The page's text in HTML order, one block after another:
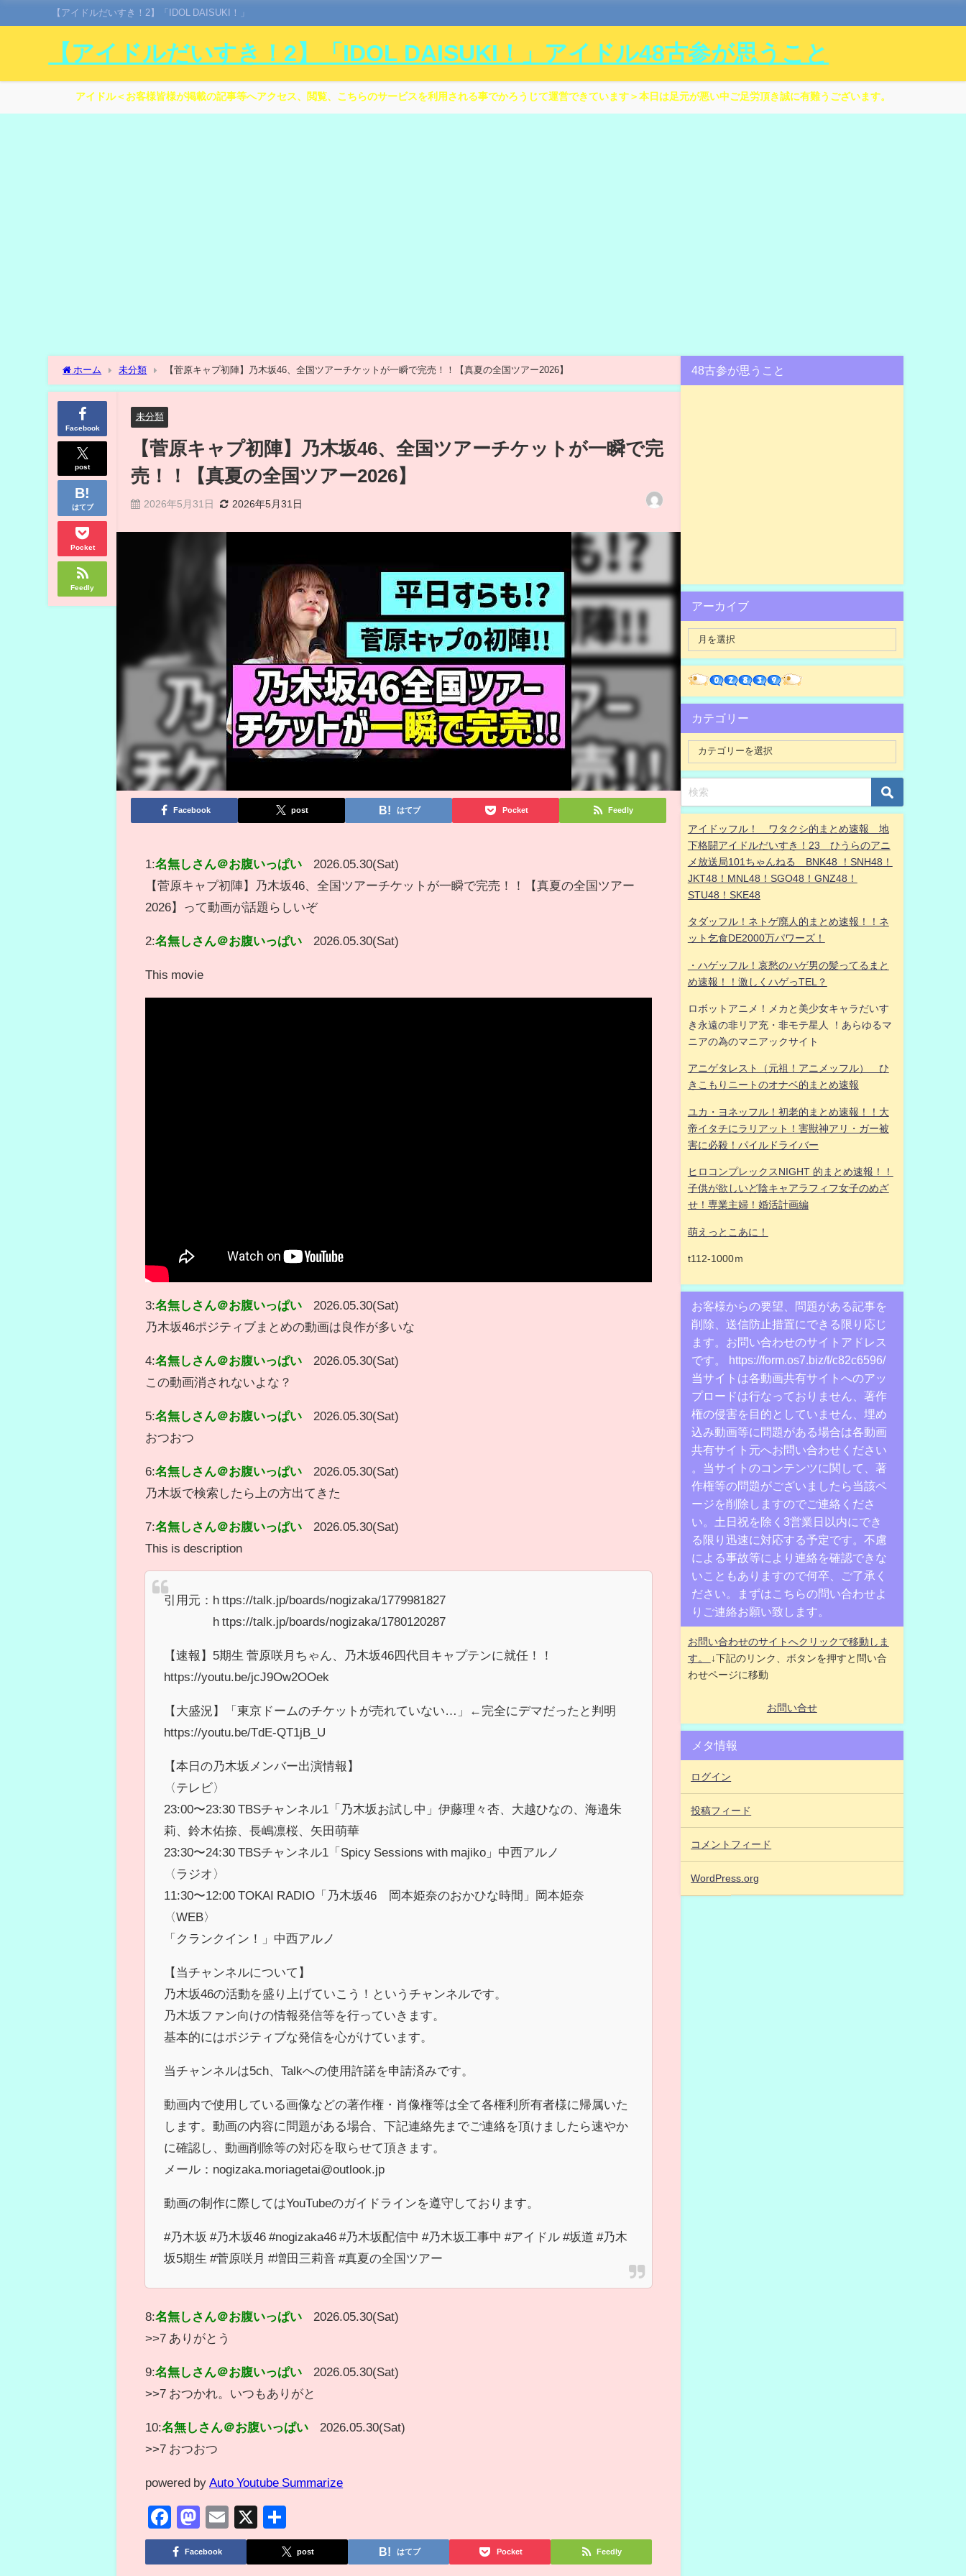
【アイドルだいすき！2】「IDOL DAISUKI！」
【アイドルだいすき！2】「IDOL DAISUKI！」アイドル48古参が思うこと
アイドル＜お客様皆様が掲載の記事等へアクセス、閲覧、こちらのサービスを利用される事でかろうじて運営できています＞本日は足元が悪い中ご足労頂き誠に有難うございます。
ホーム 未分類 【菅原キャプ初陣】乃木坂46、全国ツアーチケットが一瞬で完売！！【真夏の全国ツアー2026】
Facebook
post
はてブ
Pocket
Feedly
未分類
【菅原キャプ初陣】乃木坂46、全国ツアーチケットが一瞬で完
売！！【真夏の全国ツアー2026】
2026年5月31日 2026年5月31日
Facebook post はてブ Pocket Feedly
1:名無しさん＠お腹いっぱい
2026.05.30(Sat)
【菅原キャプ初陣】乃木坂46、全国ツアーチケットが一瞬で完売！！【真夏の全国ツアー
2026】って動画が話題らしいぞ
2:名無しさん＠お腹いっぱい 2026.05.30(Sat)
This movie
3:名無しさん＠お腹いっぱい
2026.05.30(Sat)
乃木坂46ポジティブまとめの動画は良作が多いな
4:名無しさん＠お腹いっぱい
2026.05.30(Sat)
この動画消されないよな？
5:名無しさん＠お腹いっぱい
2026.05.30(Sat)
おつおつ
6:名無しさん＠お腹いっぱい
2026.05.30(Sat)
乃木坂で検索したら上の方出てきた
7:名無しさん＠お腹いっぱい
2026.05.30(Sat)
This is description
引用元：h ttps://talk.jp/boards/nogizaka/1779981827
h ttps://talk.jp/boards/nogizaka/1780120287
【速報】5期生 菅原咲月ちゃん、乃木坂46四代目キャプテンに就任！！
https://youtu.be/jcJ9Ow2OOek
【大盛況】「東京ドームのチケットが売れていない…」←完全にデマだったと判明
https://youtu.be/TdE-QT1jB_U
【本日の乃木坂メンバー出演情報】
〈テレビ〉
23:00〜23:30 TBSチャンネル1「乃木坂お試し中」伊藤理々杏、大越ひなの、海邉朱
莉、鈴木佑捺、長嶋凛桜、矢田萌華
23:30〜24:30 TBSチャンネル1「Spicy Sessions with majiko」中西アルノ
〈ラジオ〉
11:30〜12:00 TOKAI RADIO「乃木坂46 岡本姫奈のおかひな時間」岡本姫奈
〈WEB〉
「クランクイン！」中西アルノ
【当チャンネルについて】
乃木坂46の活動を盛り上げていこう！というチャンネルです。
乃木坂ファン向けの情報発信等を行っていきます。
基本的にはポジティブな発信を心がけています。
当チャンネルは5ch、Talkへの使用許諾を申請済みです。
動画内で使用している画像などの著作権・肖像権等は全て各権利所有者様に帰属いた
します。動画の内容に問題がある場合、下記連絡先までご連絡を頂けましたら速やか
に確認し、動画削除等の対応を取らせて頂きます。
メール：nogizaka.moriagetai@outlook.jp
動画の制作に際してはYouTubeのガイドラインを遵守しております。
#乃木坂 #乃木坂46 #nogizaka46 #乃木坂配信中 #乃木坂工事中 #アイドル #坂道 #乃木
坂5期生 #菅原咲月 #増田三莉音 #真夏の全国ツアー
8:名無しさん＠お腹いっぱい
2026.05.30(Sat)
>>7 ありがとう
9:名無しさん＠お腹いっぱい
2026.05.30(Sat)
>>7 おつかれ。いつもありがと
10:名無しさん＠お腹いっぱい
2026.05.30(Sat)
>>7 おつおつ
powered by Auto Youtube Summarize
Facebook
Mastodon
Email
X
有
Facebook post はてブ Pocket Feedly
48古参が思うこと
アーカイブ
カテゴリー
アイドッフル！ ワタクシ的まとめ速報 地
下格闘アイドルだいすき！23 ひうらのアニ
メ放送局101ちゃんねる BNK48 ！SNH48！
JKT48！MNL48！SGO48！GNZ48！
STU48！SKE48
タダッフル！ネトゲ廃人的まとめ速報！！ネ
ット乞食DE2000万パワーズ！
・ハゲッフル！哀愁のハゲ男の髪ってるまと
め速報！！激しくハゲっTEL？
ロボットアニメ！メカと美少女キャラだいす
き永遠の非リア充・非モテ星人 ！あらゆるマ
ニアの為のマニアックサイト
アニゲタレスト（元祖！アニメッフル） ひ
きこもりニートのオナベ的まとめ速報
ユカ・ヨネッフル！初老的まとめ速報！！大
帝イタチにラリアット！害獣神アリ・ガー被
害に必殺！パイルドライバー
ヒロコンプレックスNIGHT 的まとめ速報！！
子供が欲しいど陰キャアラフィフ女子のめざ
せ！専業主婦！婚活計画編
萌えっとこあに！
t112-1000ｍ
お客様からの要望、問題がある記事を
削除、送信防止措置にできる限り応じ
ます。お問い合わせのサイトアドレス
です。 https://form.os7.biz/f/c82c6596/
当サイトは各動画共有サイトへのアッ
プロードは行なっておりません、著作
権の侵害を目的としていません、埋め
込み動画等に問題がある場合は各動画
共有サイト元へお問い合わせください
。当サイトのコンテンツに関して、著
作権等の問題がございましたら当該ペ
ージを削除しますのでご連絡くださ
い。土日祝を除く3営業日以内にでき
る限り迅速に対応する予定です。不慮
による事故等により連絡を確認できな
いこともありますので何卒、ご了承く
ださい。まずはこちらの問い合わせよ
りご連絡お願い致します。
お問い合わせのサイトへクリックで移動しま
す。
↓下記のリンク、ボタンを押すと問い合
わせページに移動
お問い合せ
メタ情報
ログイン
投稿フィード
コメントフィード
WordPress.org